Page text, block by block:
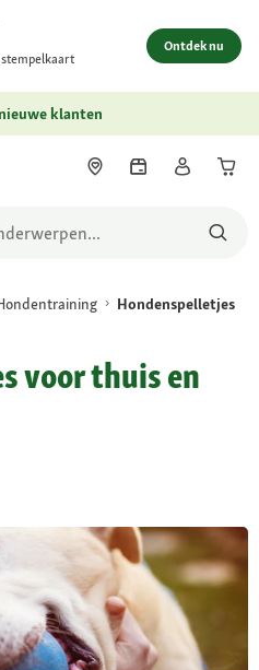
Ontdek nu
klanten
Hondenspelletjes
voor thuis en